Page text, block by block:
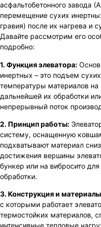
асфальтобетонного завода
перемещение сухих
гравия) после их нагрева и
Давайте рассмотрим его
подробно:
1. Функция элеватора:
инертных – это подъем
температуры материалов
дальнейшей их обработки
непрерывный поток
2. Принцип работы:
систему, оснащенную
подхватывают материал
достижения вершины
бункер или на вибросито
обработки.
3. Конструкция и
с которыми работает
термостойких материалов,